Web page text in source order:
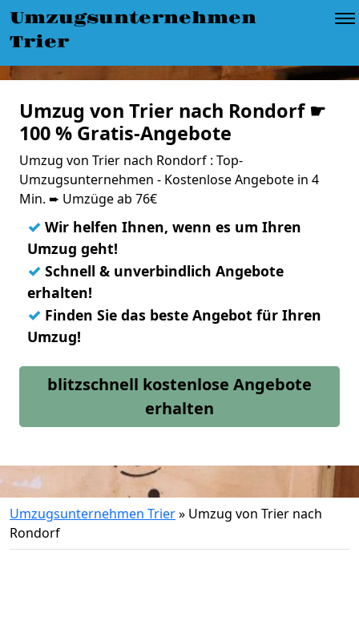
Umzugsunternehmen
Trier
Umzug von Trier nach Rondorf ☛
100 % Gratis-Angebote
Umzug von Trier nach Rondorf : Top-
Umzugsunternehmen - Kostenlose Angebote in 4
Min. ➨ Umzüge ab 76€
✓ Wir helfen Ihnen, wenn es um Ihren
Umzug geht!
✓ Schnell & unverbindlich Angebote
erhalten!
✓ Finden Sie das beste Angebot für Ihren
Umzug!
blitzschnell kostenlose Angebote
erhalten
Umzugsunternehmen Trier» Umzug von Trier nach
Rondorf